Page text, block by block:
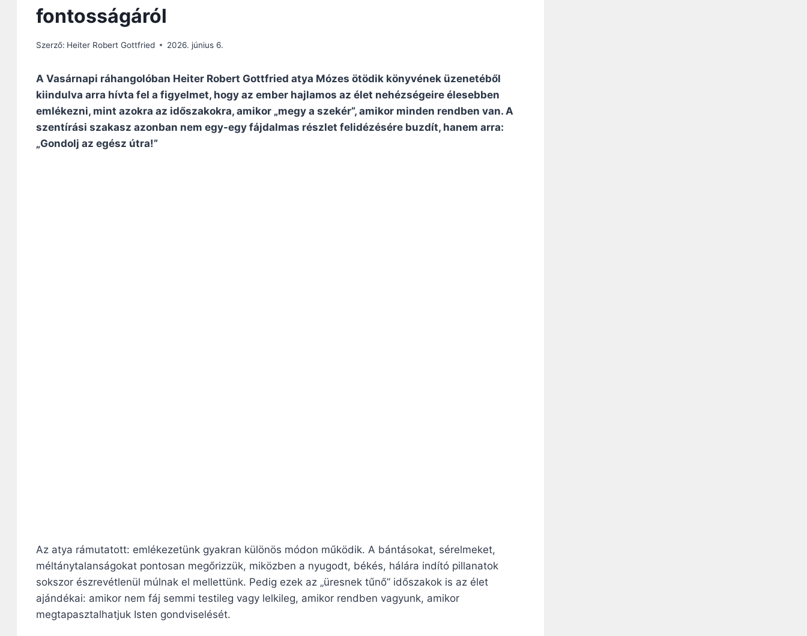
fontosságáról
Szerző: Heiter Robert Gottfried 2026. június 6.
A Vasárnapi ráhangolóban Heiter Robert Gottfried atya Mózes ötödik könyvének üzenetéből
kiindulva arra hívta fel a figyelmet, hogy az ember hajlamos az élet nehézségeire élesebben
emlékezni, mint azokra az időszakokra, amikor „megy a szekér”, amikor minden rendben van. A
szentírási szakasz azonban nem egy-egy fájdalmas részlet felidézésére buzdít, hanem arra:
„Gondolj az egész útra!”
Az atya rámutatott: emlékezetünk gyakran különös módon működik. A bántásokat, sérelmeket,
méltánytalanságokat pontosan megőrizzük, miközben a nyugodt, békés, hálára indító pillanatok
sokszor észrevétlenül múlnak el mellettünk. Pedig ezek az „üresnek tűnő” időszakok is az élet
ajándékai: amikor nem fáj semmi testileg vagy lelkileg, amikor rendben vagyunk, amikor
megtapasztalhatjuk Isten gondviselését.